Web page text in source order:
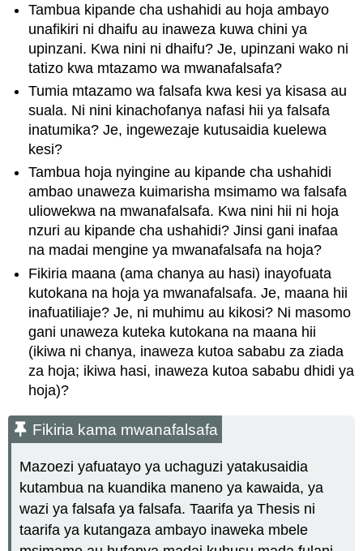
Tambua kipande cha ushahidi au hoja ambayo
unafikiri ni dhaifu au inaweza kuwa chini ya
upinzani. Kwa nini ni dhaifu? Je, upinzani wako ni
tatizo kwa mtazamo wa mwanafalsafa?
Tumia mtazamo wa falsafa kwa kesi ya kisasa au
suala. Ni nini kinachofanya nafasi hii ya falsafa
inatumika? Je, ingewezaje kutusaidia kuelewa
kesi?
Tambua hoja nyingine au kipande cha ushahidi
ambao unaweza kuimarisha msimamo wa falsafa
uliowekwa na mwanafalsafa. Kwa nini hii ni hoja
nzuri au kipande cha ushahidi? Jinsi gani inafaa
na madai mengine ya mwanafalsafa na hoja?
Fikiria maana (ama chanya au hasi) inayofuata
kutokana na hoja ya mwanafalsafa. Je, maana hii
inafuatiliaje? Je, ni muhimu au kikosi? Ni masomo
gani unaweza kuteka kutokana na maana hii
(ikiwa ni chanya, inaweza kutoa sababu za ziada
za hoja; ikiwa hasi, inaweza kutoa sababu dhidi ya
hoja)?
Fikiria kama mwanafalsafa
Mazoezi yafuatayo ya uchaguzi yatakusaidia
kutambua na kuandika maneno ya kawaida, ya
wazi ya falsafa ya falsafa. Taarifa ya Thesis ni
taarifa ya kutangaza ambayo inaweka mbele